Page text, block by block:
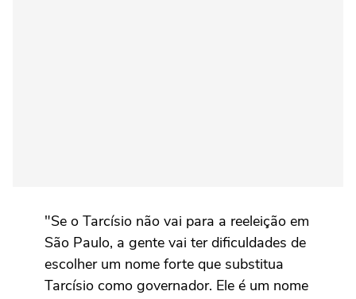
"Se o Tarcísio não vai para a reeleição em
São Paulo, a gente vai ter dificuldades de
escolher um nome forte que substitua
Tarcísio como governador. Ele é um nome